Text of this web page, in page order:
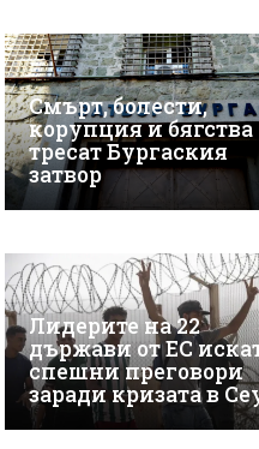
Смърт, болести,
корупция и бягства
тресат Бургаския
затвор
Лидерите на 22
държави от ЕС
спешни преговори
заради кризата в